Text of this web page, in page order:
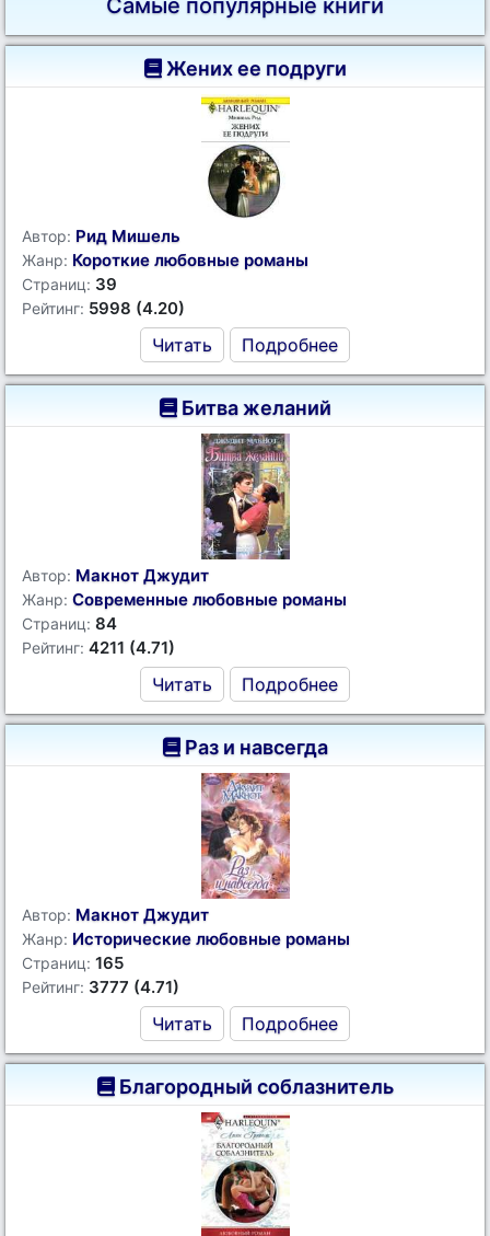
Самые популярные книги
Жених ее подруги
Автор: Рид Мишель
Жанр: Короткие любовные романы
Страниц: 39
Рейтинг: 5998 (4.20)
Читать Подробнее
Битва желаний
Автор: Макнот Джудит
Жанр: Современные любовные романы
Страниц: 84
Рейтинг: 4211 (4.71)
Читать Подробнее
Раз и навсегда
Автор: Макнот Джудит
Жанр: Исторические любовные романы
Страниц: 165
Рейтинг: 3777 (4.71)
Читать Подробнее
Благородный соблазнитель